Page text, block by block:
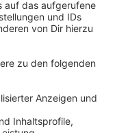
anderem eine
außerdem sind
im
zum Hof bringen.